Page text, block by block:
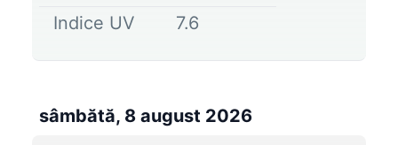
Indice UV
7.6
sâmbătă, 8 august 2026